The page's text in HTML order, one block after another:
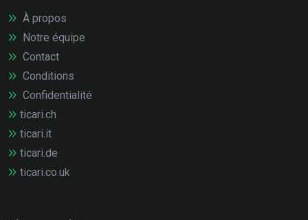
À propos
Notre équipe
Contact
Conditions
Confidentialité
ticari.ch
ticari.it
ticari.de
ticari.co.uk